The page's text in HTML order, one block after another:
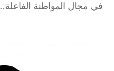
في مجال المواطنة الفاعلة..